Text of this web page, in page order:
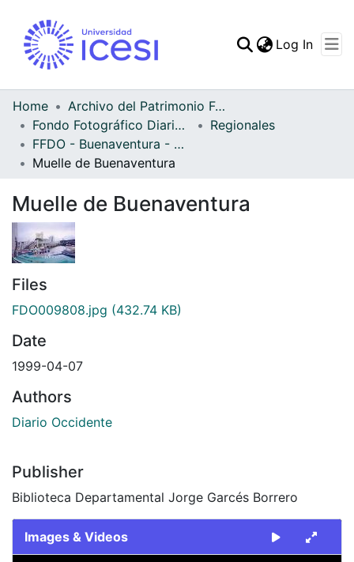
Statistics
Log In
Home
Archivo del Patrimonio Fotográfico y Fílmico del Valle del Cauca
Fondo Fotográfico Diario Occidente
Regionales
FFDO - Buenaventura - Patrimonial
Muelle de Buenaventura
Muelle de Buenaventura
Files
FDO009808.jpg (432.74 KB)
Date
1999-04-07
Authors
Diario Occidente
Publisher
Biblioteca Departamental Jorge Garcés Borrero
Images & Videos